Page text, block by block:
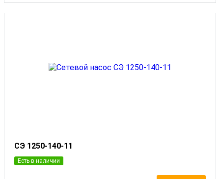
СЭ 1250-140-11
Есть в наличии